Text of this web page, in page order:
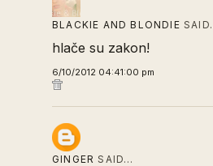
BLACKIE AND BLONDIE
hlače su zakon!
6/10/2012 04:41:00 pm
GINGER SAID…